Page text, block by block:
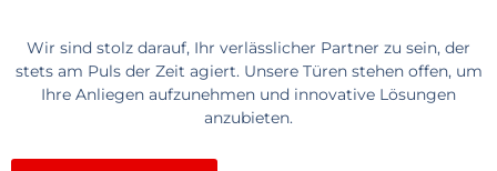
Wir sind stolz darauf, Ihr verlässlicher Partner zu sein, der
stets am Puls der Zeit agiert. Unsere Türen stehen offen, um
Ihre Anliegen aufzunehmen und innovative Lösungen
anzubieten.